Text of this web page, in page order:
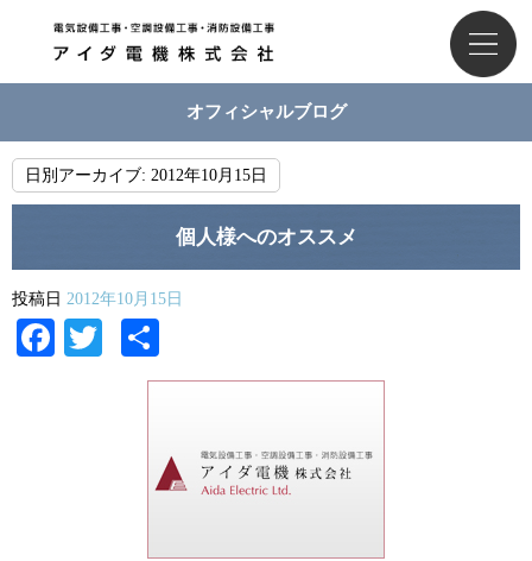
オフィシャルブログ
日別アーカイブ: 2012年10月15日
個人様へのオススメ
投稿日 2012年10月15日
Facebook
Twitter
有